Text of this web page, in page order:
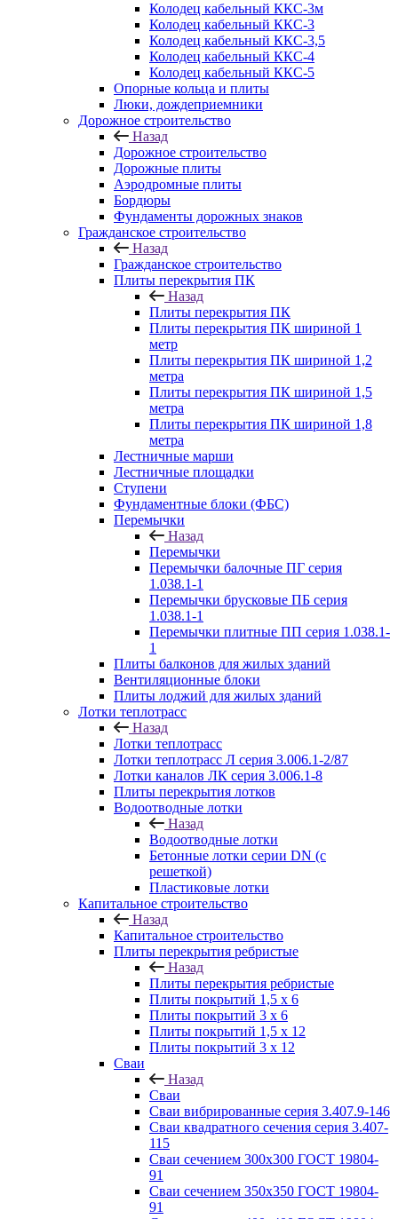
Колодец кабельный ККС-3м
Колодец кабельный ККС-3
Колодец кабельный ККС-3,5
Колодец кабельный ККС-4
Колодец кабельный ККС-5
Опорные кольца и плиты
Люки, дождеприемники
Дорожное строительство
Назад
Дорожное строительство
Дорожные плиты
Аэродромные плиты
Бордюры
Фундаменты дорожных знаков
Гражданское строительство
Назад
Гражданское строительство
Плиты перекрытия ПК
Назад
Плиты перекрытия ПК
Плиты перекрытия ПК шириной 1
метр
Плиты перекрытия ПК шириной 1,2
метра
Плиты перекрытия ПК шириной 1,5
метра
Плиты перекрытия ПК шириной 1,8
метра
Лестничные марши
Лестничные площадки
Ступени
Фундаментные блоки (ФБС)
Перемычки
Назад
Перемычки
Перемычки балочные ПГ серия
1.038.1-1
Перемычки брусковые ПБ серия
1.038.1-1
Перемычки плитные ПП серия 1.038.1-
1
Плиты балконов для жилых зданий
Вентиляционные блоки
Плиты лоджий для жилых зданий
Лотки теплотрасс
Назад
Лотки теплотрасс
Лотки теплотрасс Л серия 3.006.1-2/87
Лотки каналов ЛК серия 3.006.1-8
Плиты перекрытия лотков
Водоотводные лотки
Назад
Водоотводные лотки
Бетонные лотки серии DN (с
решеткой)
Пластиковые лотки
Капитальное строительство
Назад
Капитальное строительство
Плиты перекрытия ребристые
Назад
Плиты перекрытия ребристые
Плиты покрытий 1,5 x 6
Плиты покрытий 3 x 6
Плиты покрытий 1,5 x 12
Плиты покрытий 3 x 12
Сваи
Назад
Сваи
Сваи вибрированные серия 3.407.9-146
Сваи квадратного сечения серия 3.407-
115
Сваи сечением 300х300 ГОСТ 19804-
91
Сваи сечением 350х350 ГОСТ 19804-
91